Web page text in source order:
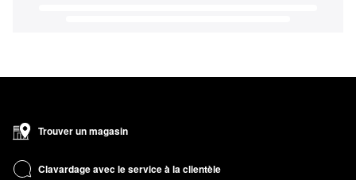
Trouver un magasin
Clavardage avec le service à la clientèle